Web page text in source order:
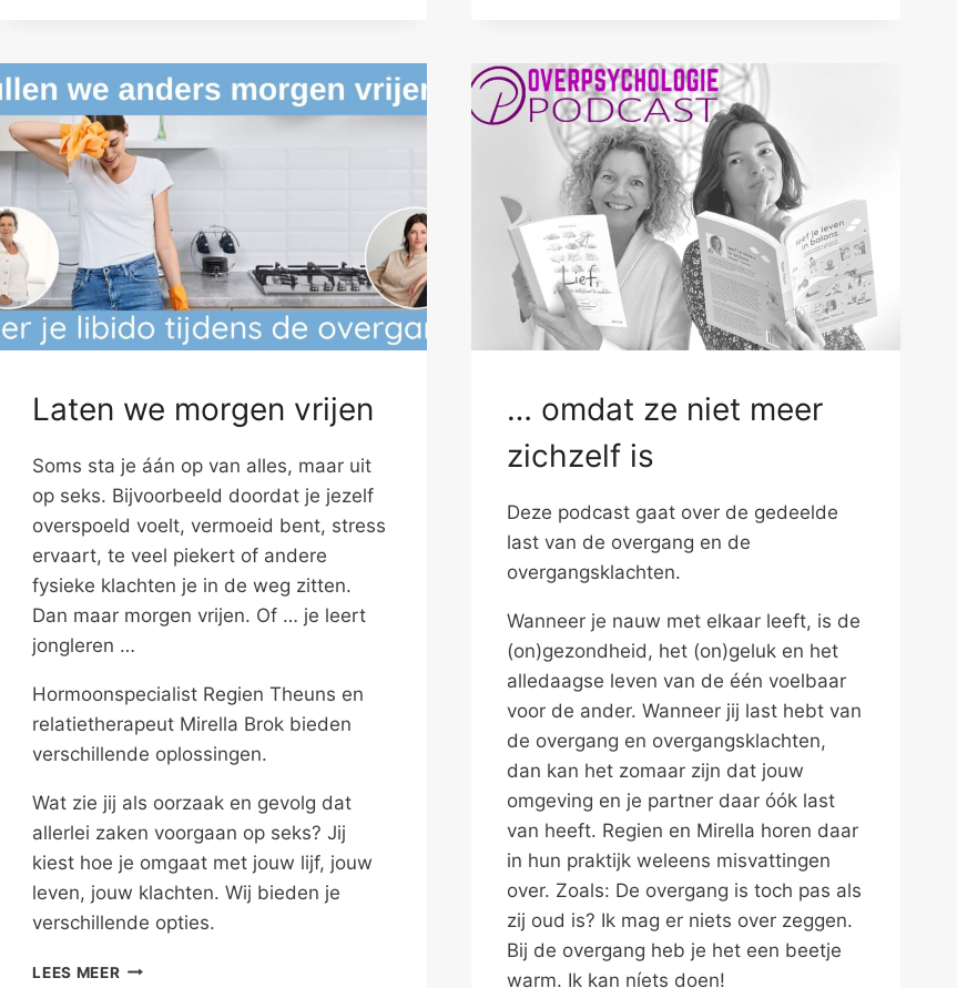
Laten we morgen vrijen
Soms sta je áán op van alles, maar uit
op seks. Bijvoorbeeld doordat je jezelf
overspoeld voelt, vermoeid bent, stress
ervaart, te veel piekert of andere
fysieke klachten je in de weg zitten.
Dan maar morgen vrijen. Of … je leert
jongleren …
Hormoonspecialist Regien Theuns en
relatietherapeut Mirella Brok bieden
verschillende oplossingen.
Wat zie jij als oorzaak en gevolg dat
allerlei zaken voorgaan op seks? Jij
kiest hoe je omgaat met jouw lijf, jouw
leven, jouw klachten. Wij bieden je
verschillende opties.
LEES MEERLATEN
… omdat ze niet meer
zichzelf is
Deze podcast gaat over de gedeelde
last van de overgang en de
overgangsklachten.
Wanneer je nauw met elkaar leeft, is de
(on)gezondheid, het (on)geluk en het
alledaagse leven van de één voelbaar
voor de ander. Wanneer jij last hebt van
de overgang en overgangsklachten,
dan kan het zomaar zijn dat jouw
omgeving en je partner daar óók last
van heeft. Regien en Mirella horen daar
in hun praktijk weleens misvattingen
over. Zoals: De overgang is toch pas als
zij oud is? Ik mag er niets over zeggen.
Bij de overgang heb je het een beetje
warm. Ik kan níets doen!